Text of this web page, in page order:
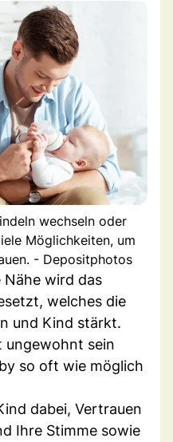
wechseln oder
Möglichkeiten, um
- Depositphotos
Nähe wird das
welches die
und Kind stärkt.
ungewohnt sein
so oft wie möglich
dabei, Vertrauen
Ihre Stimme sowie